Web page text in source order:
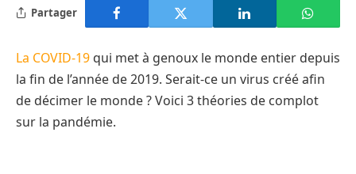
Partager
La COVID-19 qui met à genoux le monde entier depuis
la fin de l’année de 2019. Serait-ce un virus créé afin
de décimer le monde ? Voici 3 théories de complot
sur la pandémie.